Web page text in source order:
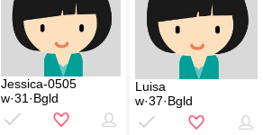
Jessica-0505
w·31·Bgld
Luisa
w·37·Bgld